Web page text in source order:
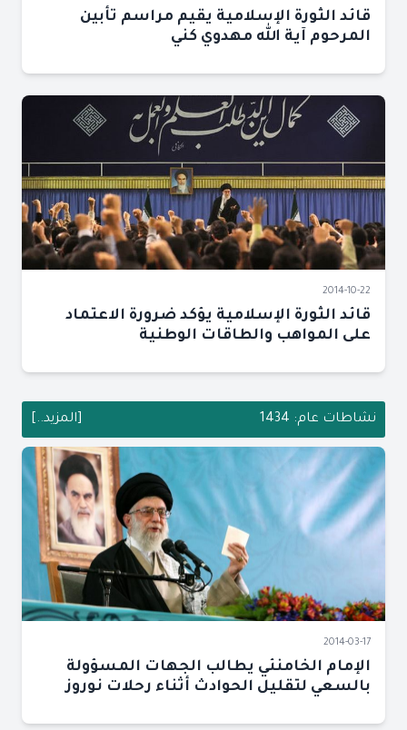
قائد الثورة الإسلامية يقيم مراسم تأبين
المرحوم آية الله مهدوي كني
2014-10-22
قائد الثورة الإسلامية يؤكد ضرورة الاعتماد
على المواهب والطاقات الوطنية
نشاطات عام: 1434 [المزيد..]
2014-03-17
الإمام الخامنئي يطالب الجهات المسؤولة
بالسعي لتقليل الحوادث أثناء رحلات نوروز